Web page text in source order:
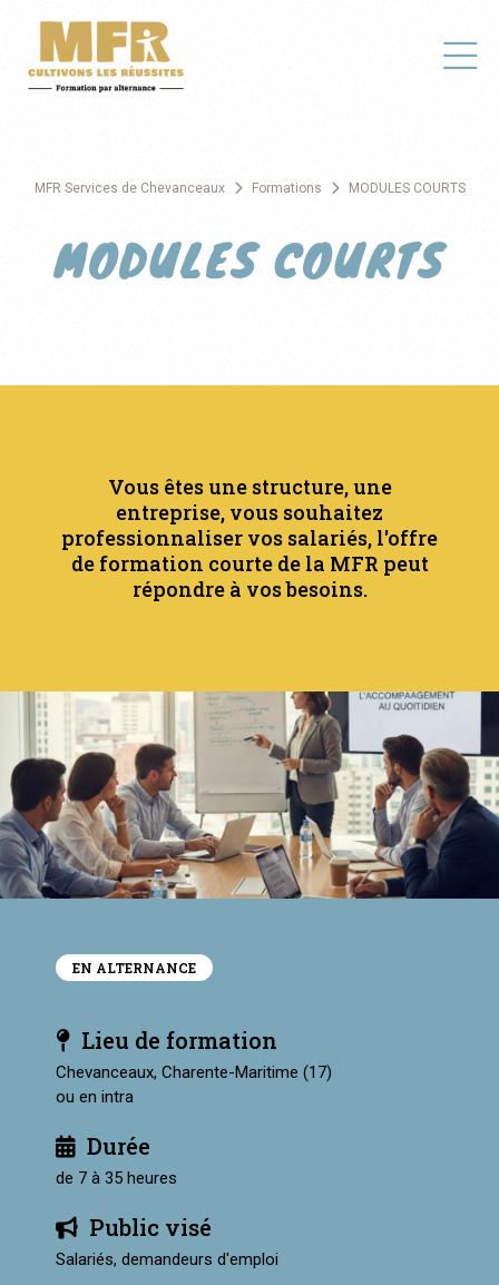
MFR Services de Chevanceaux Formations MODULES COURTS
MODULES COURTS
Vous êtes une structure, une
entreprise, vous souhaitez
professionnaliser vos salariés, l'offre
de formation courte de la MFR peut
répondre à vos besoins.
EN ALTERNANCE
Lieu de formation
Chevanceaux, Charente-Maritime (17)
ou en intra
Durée
de 7 à 35 heures
Public visé
Salariés, demandeurs d'emploi